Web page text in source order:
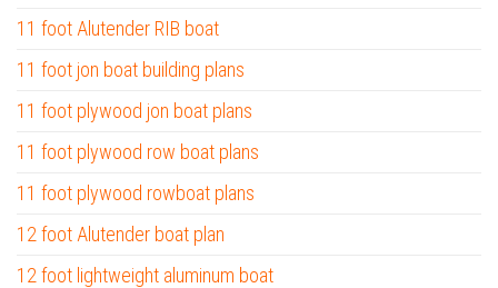
11 foot Alutender RIB boat
11 foot jon boat building plans
11 foot plywood jon boat plans
11 foot plywood row boat plans
11 foot plywood rowboat plans
12 foot Alutender boat plan
12 foot lightweight aluminum boat